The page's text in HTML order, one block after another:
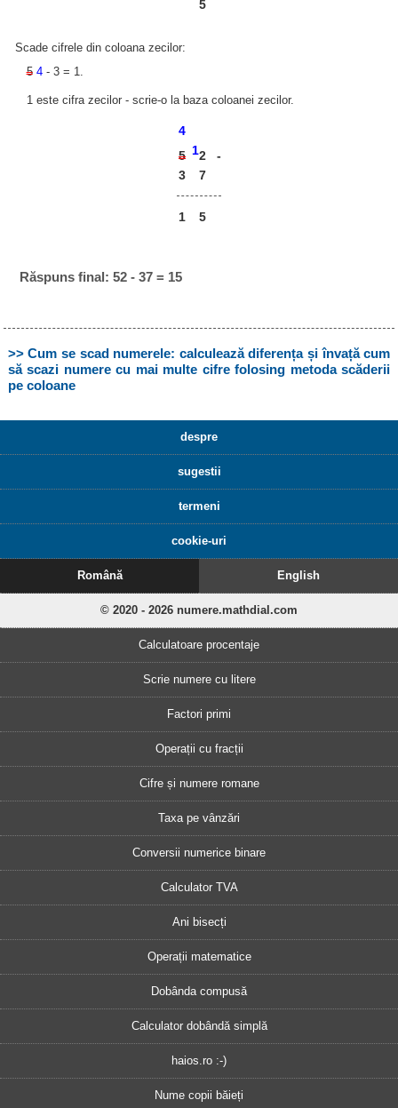
5
Scade cifrele din coloana zecilor:
5 4- 3 = 1.
1 este cifra zecilor - scrie-o la baza coloanei zecilor.
4
5 12
-
3
7
1 5
Răspuns final: 52 - 37 = 15
>> Cum se scad numerele: calculează diferența și învață cum
să scazi numere cu mai multe cifre folosing metoda scăderii
pe coloane
despre
sugestii
termeni
cookie-uri
Română English
© 2020 - 2026 numere.mathdial.com
Calculatoare procentaje
Scrie numere cu litere
Factori primi
Operații cu fracții
Cifre și numere romane
Taxa pe vânzări
Conversii numerice binare
Calculator TVA
Ani bisecți
Operații matematice
Dobânda compusă
Calculator dobândă simplă
haios.ro :-)
Nume copii băieți